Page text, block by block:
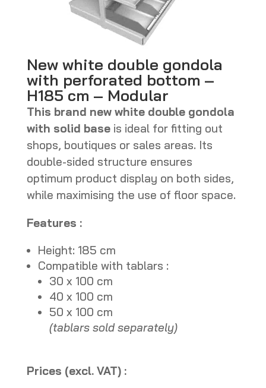
New white double gondola
with perforated bottom –
H185 cm – Modular
This brand new white double gondola
with solid baseis ideal for fitting out
shops, boutiques or sales areas. Its
double-sided structure ensures
optimum product display on both sides,
while maximising the use of floor space.
Features :
Height: 185 cm
Compatible with tablars :
30 x 100 cm
40 x 100 cm
50 x 100 cm
(tablars sold separately)
Prices (excl. VAT) :